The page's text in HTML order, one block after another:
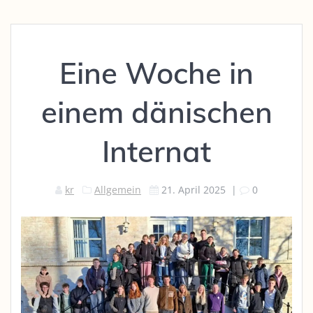
Eine Woche in
einem dänischen
Internat
kr Allgemein 21. April 2025 | 0